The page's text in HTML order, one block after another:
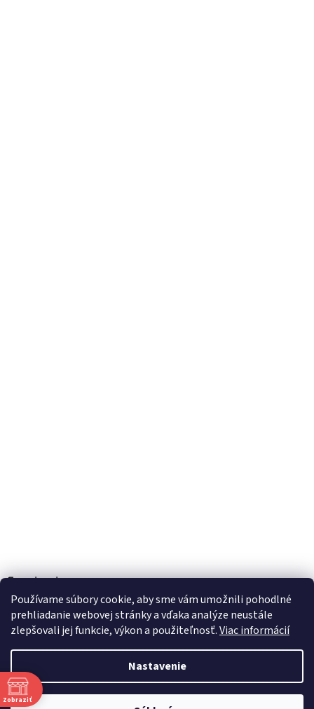
Používame súbory cookie, aby sme vám umožnili pohodlné
prehliadanie webovej stránky a vďaka analýze neustále
zlepšovali jej funkcie, výkon a použiteľnosť.Viac informácií
Nastavenie
Facebook
Vytvoril Shoptet
Copyright 2026TOBEL s.r.o.. Všetky práva vyhradené.Upraviť
Zobraziť